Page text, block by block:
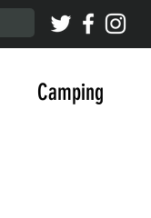
Camping